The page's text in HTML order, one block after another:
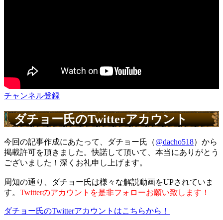
チャンネル登録
ダチョー氏のTwitterアカウント
今回の記事作成にあたって、ダチョー氏（@dacho518）から
掲載許可を頂きました。快諾して頂いて、本当にありがとう
ございました！深くお礼申し上げます。
周知の通り、ダチョー氏は様々な解説動画をUPされていま
す。 Twitterのアカウントを是非フォローお願い致します！
ダチョー氏のTwitterアカウントはこちらから！